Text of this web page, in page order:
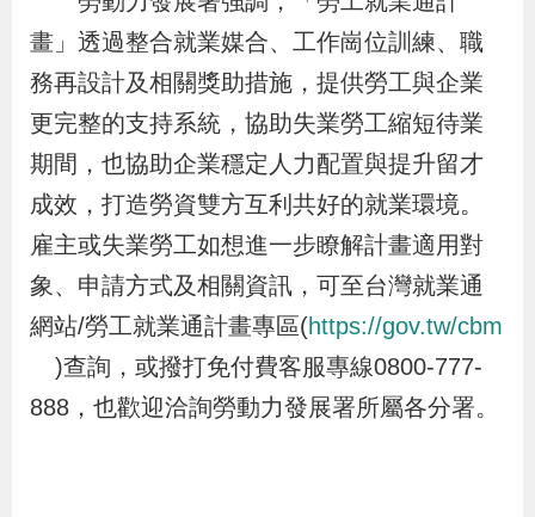
策
府
網
站
資
料
開
畫」透過整合就業媒合、工作崗位訓練、職
務再設計及相關獎助措施，提供勞工與企業
更完整的支持系統，協助失業勞工縮短待業
期間，也協助企業穩定人力配置與提升留才
成效，打造勞資雙方互利共好的就業環境。
雇主或失業勞工如想進一步瞭解計畫適用對
象、申請方式及相關資訊，可至台灣就業通
網站/勞工就業通計畫專區(https://gov.tw/cbm
)查詢，或撥打免付費客服專線0800-777-
888，也歡迎洽詢勞動力發展署所屬各分署。